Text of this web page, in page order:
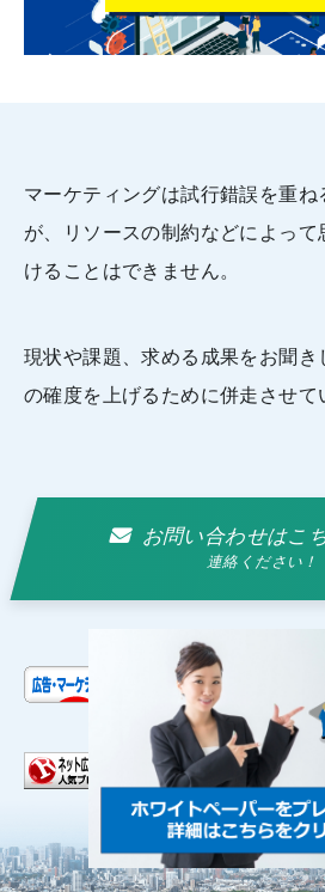
マーケティングは試行錯誤を重ね
が、リソースの制約などによっ
けることはできません。
現状や課題、求める成果をお聞
の確度を上げるために併走させて
お問い合わせはこ
連絡ください！